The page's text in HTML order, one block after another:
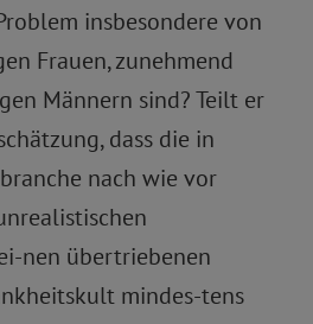
insbesondere von
Frauen, zunehmend
Männern sind? Teilt er
dass die in
nach wie vor
nen übertriebenen
mindes-tens